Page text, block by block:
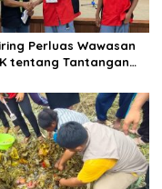
Perluas Wawasan